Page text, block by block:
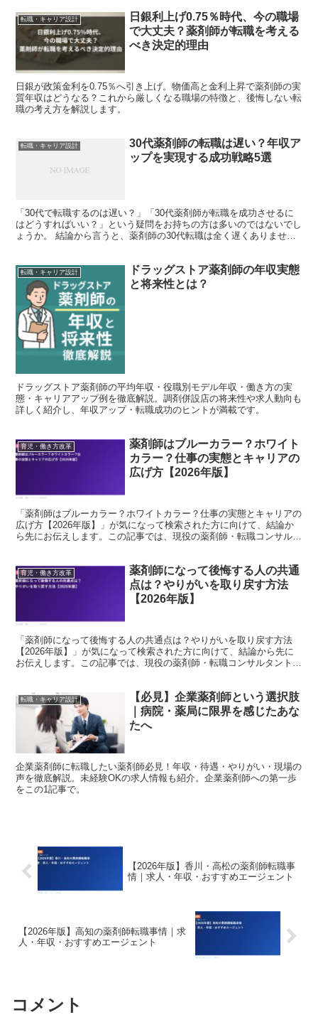
転職・キャリア設計
日銀利上げ0.75％時代、今の職場
で大丈夫？薬剤師が転職を考える
べき決定的理由
日銀が政策金利を0.75％へ引き上げ。物価高と金利上昇で薬剤師の実
質年収はどうなる？これから厳しくなる職場の特徴と、後悔しない転
職の考え方を解説します。
転職・キャリア設計
30代薬剤師の転職は遅い？年収ア
ップを実現する成功戦略5選
「30代で転職するのは遅い？」「30代薬剤師が転職を成功させるに
はどうすればいい？」という疑問をお持ちの方は多いのではないでし
ょうか。 結論から言うと、薬剤師の30代転職は全く遅くありませ
転職・キャリア設計
ドラッグストア薬剤師の年収実態
と将来性とは？
ドラッグストア薬剤師の平均年収・役職別モデル年収・働き方の実
態・キャリアアップ例を徹底解説。調剤併設店の将来性や求人動向も
詳しく紹介し、年収アップ・転職成功のヒントが満載です。
育児・働き方改革
薬剤師はブルーカラー？ホワイト
カラー？仕事の実態とキャリアの
広げ方【2026年版】
「薬剤師はブルーカラー？ホワイトカラー？仕事の実態とキャリアの
広げ方【2026年版】」が気になって検索された方に向けて、結論か
ら先にお伝えします。この記事では、現役の薬剤師・転職コンサルタ
育児・働き方改革
薬剤師になって後悔する人の共通
点は？やりがいを取り戻す方法
【2026年版】
「薬剤師になって後悔する人の共通点は？やりがいを取り戻す方法
【2026年版】」が気になって検索された方に向けて、結論から先に
お伝えします。この記事では、現役の薬剤師・転職コンサルタントの
転職・キャリア設計
【必見】企業薬剤師という選択肢
｜病院・薬局に限界を感じたあな
たへ
企業薬剤師に転職したい薬剤師必見！年収・待遇・やりがい・現場の
声を徹底解説。未経験OKの求人情報も紹介。企業薬剤師への第一歩
をこの1記事で。
【2026年版】香川・高松の薬剤師転職事
情｜求人・年収・おすすめエージェント
【2026年版】高知の薬剤師転職事情｜求
人・年収・おすすめエージェント
コメント